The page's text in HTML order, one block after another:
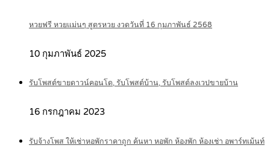
หวยฟรี หวยแม่นๆ สูตรหวย งวดวันที่ 16 กุมภาพันธ์ 2568
10 กุมภาพันธ์ 2025
รับโพสต์ขายดาวน์คอนโด, รับโพสต์บ้าน, รับโพสต์ลงเวปขายบ้าน
16 กรกฎาคม 2023
รับจ้างโพส ให้เช่าหอพักราคาถูก ค้นหา หอพัก ห้องพัก ห้องเช่า อพาร์ทเม้นท์